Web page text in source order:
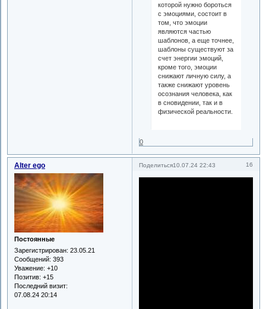
которой нужно бороться
с эмоциями, состоит в
том, что эмоции
являются частью
шаблонов, а еще точнее,
шаблоны существуют за
счет энергии эмоций,
кроме того, эмоции
снижают личную силу, а
также снижают уровень
осознания человека, как
в сновидении, так и в
физической реальности.
0
Поделиться 16
10.07.24 22:43
Alter ego
Постоянные
Зарегистрирован: 23.05.21
Сообщений: 393
Уважение: +10
Позитив: +15
Последний визит:
07.08.24 20:14